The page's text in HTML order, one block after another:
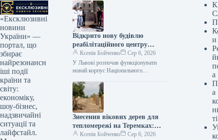
«Ексклюзивні
новини
України» —
портал, що
збирає
найрезонансн
іші події
країни та
світу:
економіку,
шоу-бізнес,
надзвичайні
ситуації та
лайфстайл.
Відкрито нову будівлю
реабілітаційного центру
Unbroken у Львові
Ксенія Бойченко
Сер 6, 2026
У Львові розпочав функціонувати
новий корпус Національного
вже надається допомога першим
хворим. Цю новину оприлюднив
мер…
Знесення вікових дерев для
тепломережі на Теремках:
правоохоронці стверджують,
Ксенія Бойченко Сер 6, 2026
и
а
а
ті